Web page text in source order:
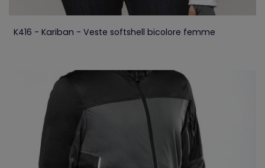
K416 - Kariban - Veste softshell bicolore femme